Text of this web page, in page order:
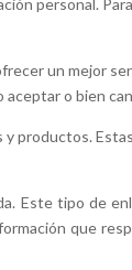
un mejor
aceptar o bien
productos.
Este tipo de
que